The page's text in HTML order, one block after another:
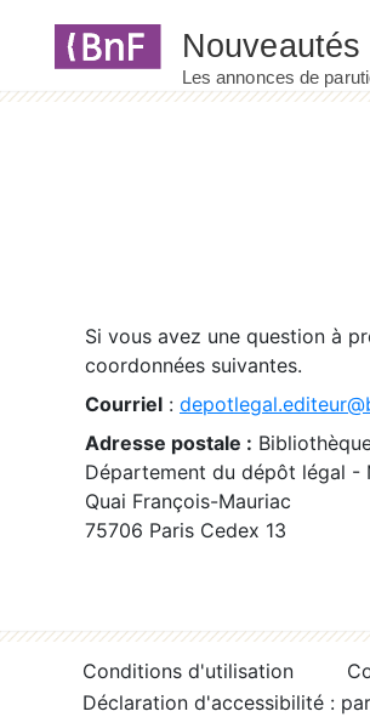
Si vous avez une question à
coordonnées suivantes.
Courriel :
Adresse postale :
Département du dépôt légal -
Quai François-Mauriac
75706 Paris Cedex 13
Conditions d'utilisation
Déclaration d'accessibilité :